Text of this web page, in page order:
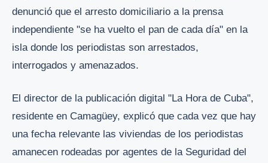
denunció que el arresto domiciliario a la prensa
independiente "se ha vuelto el pan de cada día" en la
isla donde los periodistas son arrestados,
interrogados y amenazados.
El director de la publicación digital "La Hora de Cuba",
residente en Camagüey, explicó que cada vez que hay
una fecha relevante las viviendas de los periodistas
amanecen rodeadas por agentes de la Seguridad del